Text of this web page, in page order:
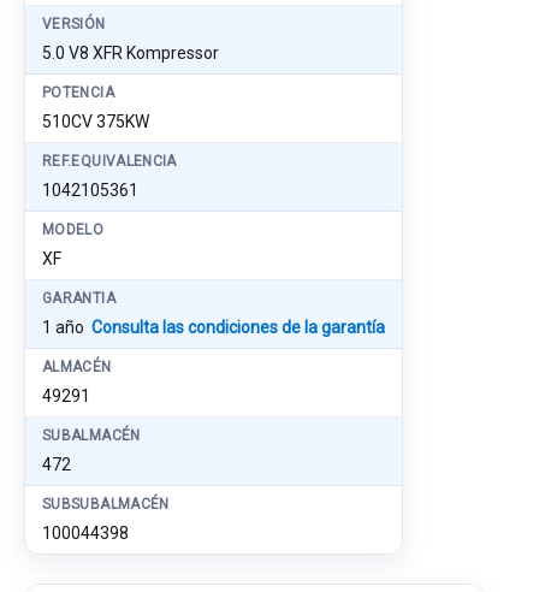
VERSIÓN
5.0 V8 XFR Kompressor
POTENCIA
510CV 375KW
REF.EQUIVALENCIA
1042105361
MODELO
XF
GARANTIA
1 año Consulta las condiciones de la garantía
ALMACÉN
49291
SUBALMACÉN
472
SUBSUBALMACÉN
100044398